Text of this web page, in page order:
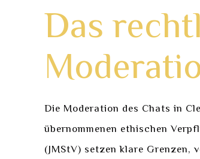
Das
Die Moderation des Chats in
übernommenen ethischen
(JMStV) setzen klare Grenzen,